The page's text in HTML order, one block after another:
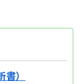
）